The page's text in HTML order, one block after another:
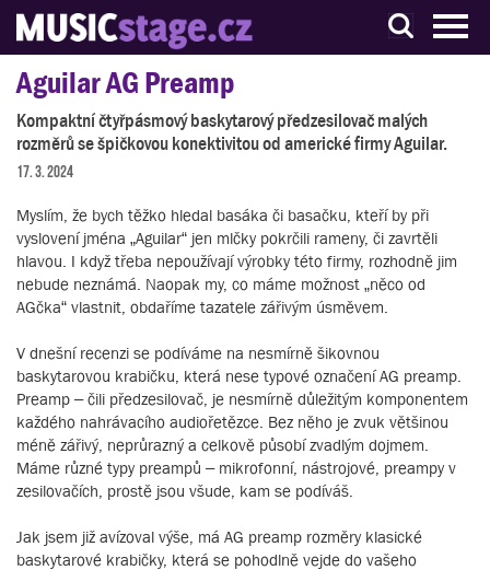
S muzikanty pro muzikanty
Aguilar AG Preamp
Kompaktní čtyřpásmový baskytarový předzesilovač malých
rozměrů se špičkovou konektivitou od americké firmy Aguilar.
17. 3. 2024
Myslím, že bych těžko hledal basáka či basačku, kteří by při
vyslovení jména „Aguilar“ jen mlčky pokrčili rameny, či zavrtěli
hlavou. I když třeba nepoužívají výrobky této firmy, rozhodně jim
nebude neznámá. Naopak my, co máme možnost „něco od
AGčka“ vlastnit, obdaříme tazatele zářivým úsměvem.
V dnešní recenzi se podíváme na nesmírně šikovnou
baskytarovou krabičku, která nese typové označení AG preamp.
Preamp – čili předzesilovač, je nesmírně důležitým komponentem
každého nahrávacího audiořetězce. Bez něho je zvuk většinou
méně zářivý, neprůrazný a celkově působí zvadlým dojmem.
Máme různé typy preampů – mikrofonní, nástrojové, preampy v
zesilovačích, prostě jsou všude, kam se podíváš.
Jak jsem již avízoval výše, má AG preamp rozměry klasické
baskytarové krabičky, která se pohodlně vejde do vašeho